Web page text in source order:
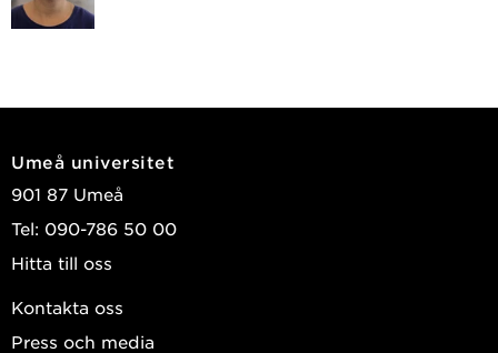
Umeå universitet
901 87 Umeå
Tel: 090-786 50 00
Hitta till oss
Kontakta oss
Press och media